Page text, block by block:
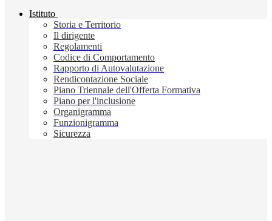
Istituto
Storia e Territorio
Il dirigente
Regolamenti
Codice di Comportamento
Rapporto di Autovalutazione
Rendicontazione Sociale
Piano Triennale dell'Offerta Formativa
Piano per l'inclusione
Organigramma
Funzionigramma
Sicurezza